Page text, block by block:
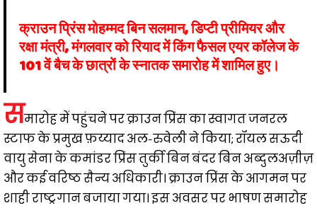
क्राउन प्रिंस मोहम्मद बिन सलमान, डिप्टी प्रीमियर और
रक्षा मंत्री, मंगलवार को रियाद में किंग फैसल एयर कॉलेज के
101 वें बैच के छात्रों के स्नातक समारोह में शामिल हुए।
समारोह में पहुंचने पर क्राउन प्रिंस का स्वागत जनरल
स्टाफ के प्रमुख फ़य्याद अल-रुवेली ने किया; रॉयल सऊदी
वायु सेना के कमांडर प्रिंस तुर्की बिन बंदर बिन अब्दुलअज़ीज़
और कई वरिष्ठ सैन्य अधिकारी। क्राउन प्रिंस के आगमन पर
शाही राष्ट्रगान बजाया गया। इस अवसर पर भाषण समारोह